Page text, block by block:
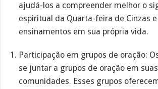
ajudá-los a compreender melhor o
espiritual da Quarta-feira de Cinzas
ensinamentos em sua própria vida.
Participação em grupos de oração:
se juntar a grupos de oração em
comunidades. Esses grupos